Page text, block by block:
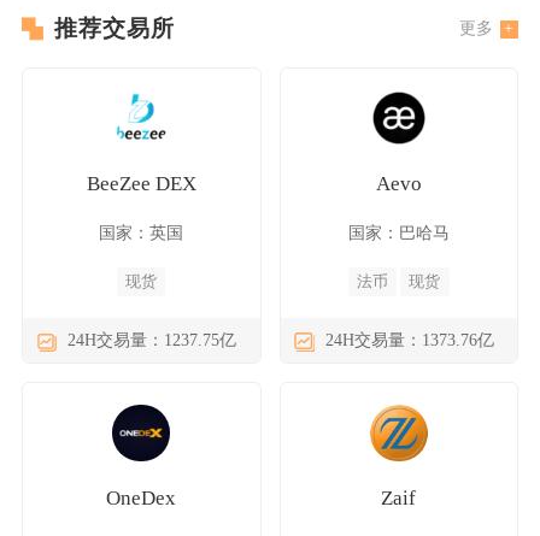
推荐交易所 更多
BeeZee DEX
国家：英国
现货
24H交易量：1237.75亿
Aevo
国家：巴哈马
法币 现货
24H交易量：1373.76亿
OneDex Zaif